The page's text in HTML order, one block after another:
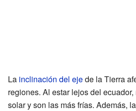
La inclinación del ejede la Tierra
regiones. Al estar lejos del
solar y son las más frías. Además,